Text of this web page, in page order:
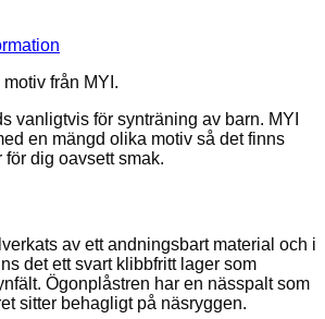
från MYI.
vanligtvis för synträning av barn. MYI
en mängd olika motiv så det finns
dig oavsett smak.
av ett andningsbart material och i
det ett svart klibbfritt lager som
Ögonplåstren har en nässpalt som
sitter behagligt på näsryggen.